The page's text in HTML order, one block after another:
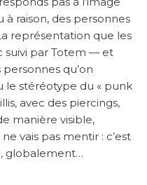
à raison, des personnes
représentation que les
suivi par Totem — et
qu’on
le stéréotype du « punk
avec des piercings,
manière visible,
vais pas mentir : c’est
globalement…